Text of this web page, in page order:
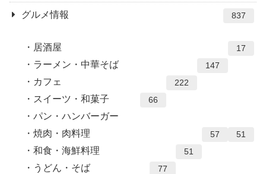
グルメ情報 837
居酒屋 17
ラーメン・中華そば 147
カフェ 222
スイーツ・和菓子 66
パン・ハンバーガー
51
焼肉・肉料理 57
和食・海鮮料理 51
うどん・そば 77